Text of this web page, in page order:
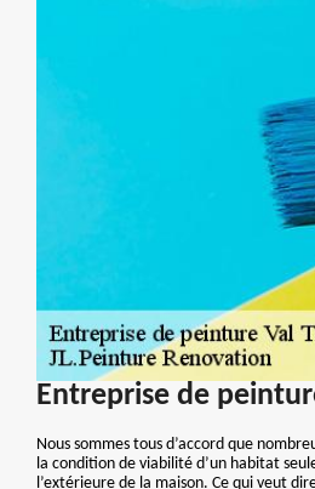
Entreprise de
Nous sommes tous d’accord que
la condition de viabilité d’un habitat
l’extérieure de la maison. Ce qui veut